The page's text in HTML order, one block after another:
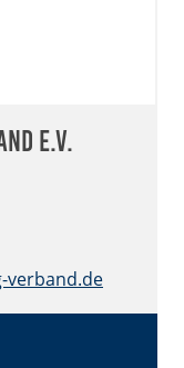
e.V.
verband.de